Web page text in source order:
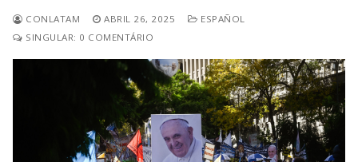
CONLATAM ABRIL 26, 2025
ESPAÑOL
SINGULAR: 0 COMENTÁRIO